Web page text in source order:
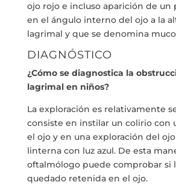
ojo rojo e incluso aparición de un
en el ángulo interno del ojo a la
lagrimal y que se denomina
DIAGNÓSTICO
¿Cómo se diagnostica la
lagrimal en niños?
La exploración es relativamente
consiste en instilar un colirio con
el ojo y en una exploración del
linterna con luz azul. De esta
oftalmólogo puede comprobar si
quedado retenida en el ojo.